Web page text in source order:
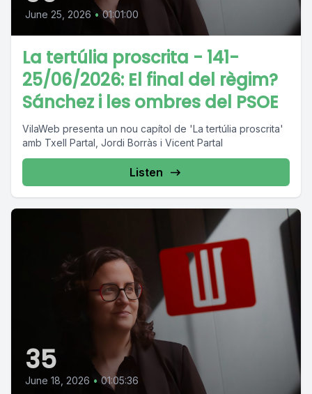
June 25, 2026 • 01:01:00
La tertúlia proscrita - 141-
25/06/2026: El final del règim?
Sánchez i les ombres del PSOE
VilaWeb presenta un nou capítol de 'La tertúlia proscrita'
amb Txell Partal, Jordi Borràs i Vicent Partal
Listen
35
June 18, 2026 • 01:05:36